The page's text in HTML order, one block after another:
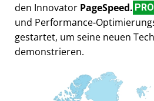
den Innovator PageSpeed. PRO
und Performance-
gestartet, um seine neuen
demonstrieren.